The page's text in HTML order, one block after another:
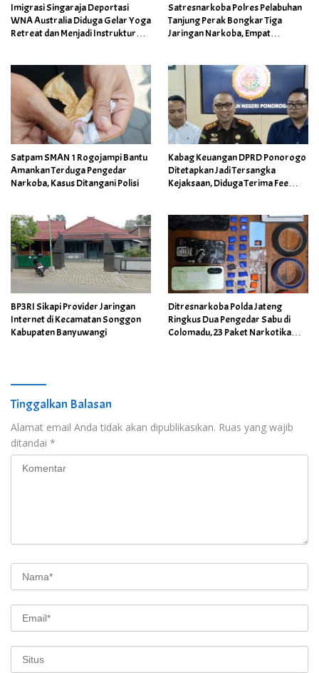
Imigrasi Singaraja Deportasi
WNA Australia Diduga Gelar Yoga
Retreat dan Menjadi Instruktur
Satresnarkoba Polres Pelabuhan
Tanjung Perak Bongkar Tiga
Jaringan Narkoba, Empat
Satpam SMAN 1 Rogojampi Bantu
Amankan Terduga Pengedar
Narkoba, Kasus Ditangani Polisi
Kabag Keuangan DPRD Ponorogo
Ditetapkan Jadi Tersangka
Kejaksaan, Diduga Terima Fee
BP3RI Sikapi Provider Jaringan
Internet di Kecamatan Songgon
Kabupaten Banyuwangi
Ditresnarkoba Polda Jateng
Ringkus Dua Pengedar Sabu di
Colomadu, 23 Paket Narkotika
Tinggalkan Balasan
Alamat email Anda tidak akan dipublikasikan. Ruas yang wajib
ditandai *